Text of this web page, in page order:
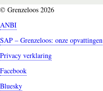
© Grenzeloos 2026
ANBI
SAP – Grenzeloos: onze opvattingen
Privacy verklaring
Facebook
Bluesky